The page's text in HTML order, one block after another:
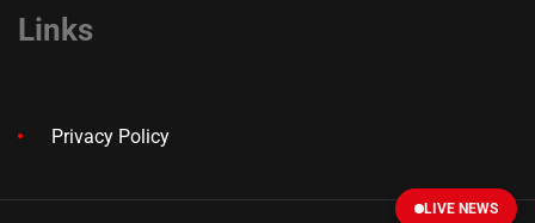
Links
Privacy Policy
LIVE NEWS